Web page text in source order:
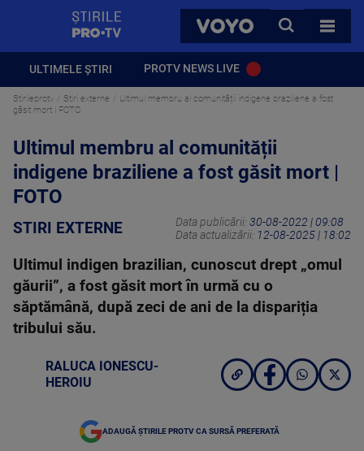
VOYO
CAUTA
TOATE
ULTIMELE ȘTIRI PROTV NEWS LIVE
Stirileprotv Stiri externe
Ultimul membru al comunității indigene braziliene a fost
găsit mort | FOTO
Ultimul membru al comunității
indigene braziliene a fost găsit mort |
FOTO
STIRI EXTERNE Data publicării: 30-08-2022 | 09:08
Data actualizării: 12-08-2025 | 18:02
Ultimul indigen brazilian, cunoscut drept „omul
găurii”, a fost găsit mort în urmă cu o
săptămână, după zeci de ani de la dispariția
tribului său.
RALUCA IONESCU-
HEROIU
ADAUGĂ ȘTIRILE PROTV CA SURSĂ PREFERATĂ